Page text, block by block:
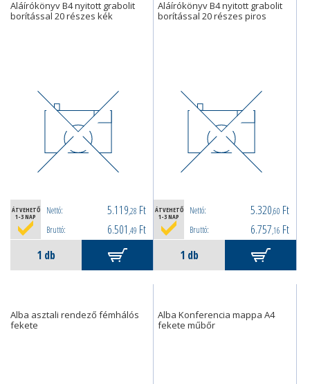
Aláírókönyv B4 nyitott grabolit
borítással 20 részes kék
ÁTVEHETŐ
1-3 NAP
Nettó: 5.119,28 Ft
Bruttó: 6.501 ,49 Ft
Aláírókönyv B4 nyitott grabolit
borítással 20 részes piros
ÁTVEHETŐ
1-3 NAP
Nettó: 5.320,60 Ft
Bruttó: 6.757,16 Ft
Alba asztali rendező fémhálós
fekete
Alba Konferencia mappa A4
fekete műbőr